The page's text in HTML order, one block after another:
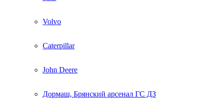
Volvo
Caterpillar
John Deere
Дормаш, Брянский арсенал ГС ДЗ